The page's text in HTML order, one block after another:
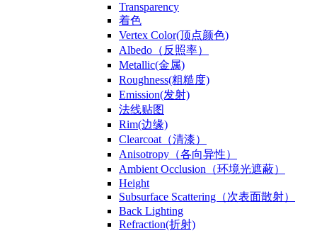
Transparency
着色
Vertex Color(顶点颜色)
Albedo（反照率）
Metallic(金属)
Roughness(粗糙度)
Emission(发射)
法线贴图
Rim(边缘)
Clearcoat（清漆）
Anisotropy（各向异性）
Ambient Occlusion（环境光遮蔽）
Height
Subsurface Scattering（次表面散射）
Back Lighting
Refraction(折射)